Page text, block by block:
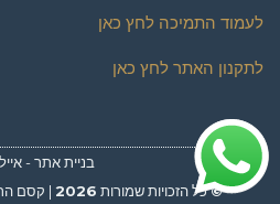
לעמוד התמיכה לחץ כאן
לתקנון האתר לחץ כאן
בניית אתר -
©כל הזכויות שמורות 2026 | קסם
גלילה
לראש